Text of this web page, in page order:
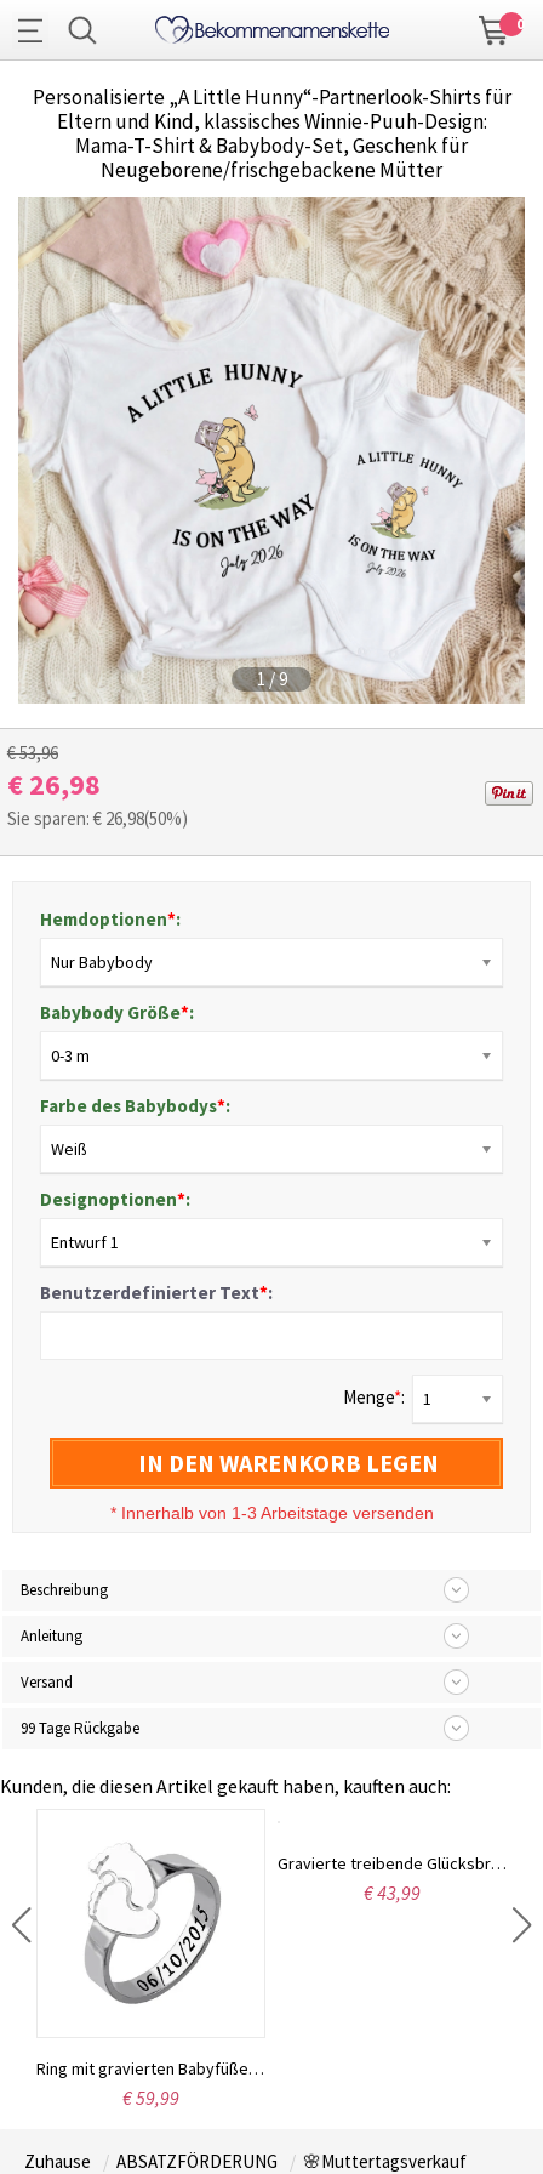
0
Personalisierte „A Little Hunny“-Partnerlook-Shirts für
Eltern und Kind, klassisches Winnie-Puuh-Design:
Mama-T-Shirt & Babybody-Set, Geschenk für
Neugeborene/frischgebackene Mütter
1/9
€ 53,96
€ 26,98
Sie sparen: € 26,98(50%)
Hemdoptionen*:
Nur Babybody
Babybody Größe*:
0-3 m
Farbe des Babybodys*:
Weiß
Designoptionen*:
Entwurf 1
Benutzerdefinierter Text*:
Menge*: 1
IN DEN WARENKORB LEGEN
* Innerhalb von 1-3 Arbeitstage versenden
Beschreibung
Anleitung
Versand
99 Tage Rückgabe
Kunden, die diesen Artikel gekauft haben, kauften auch:
Ring mit gravierten Babyfüßen für Mütter Sterling Silber
€ 59,99
Gravierte treibende Glücksbringer Medaillon-"Für Mütter und Großmütter"
€ 43,99
Zuhause ABSATZFÖRDERUNG 🌸Muttertagsverkauf